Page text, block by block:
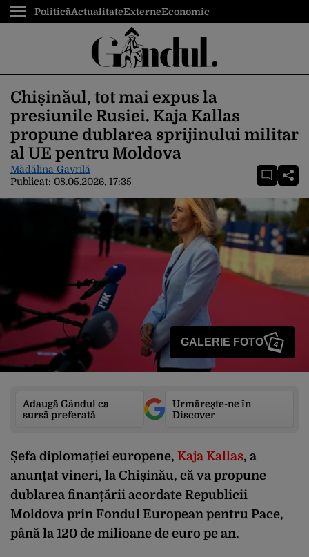
PoliticăActualitateExterneEconomic
Chișinăul, tot mai expus la
presiunile Rusiei. Kaja Kallas
propune dublarea sprijinului militar
al UE pentru Moldova
Mădălina Gavrilă
Publicat: 08.05.2026, 17:35
GALERIE FOTO 4
Adaugă Gândul ca
sursă preferată
Urmărește-ne în
Discover
Șefa diplomației europene, Kaja Kallas, a
anunțat vineri, la Chișinău, că va propune
dublarea finanțării acordate Republicii
Moldova prin Fondul European pentru Pace,
până la 120 de milioane de euro pe an.